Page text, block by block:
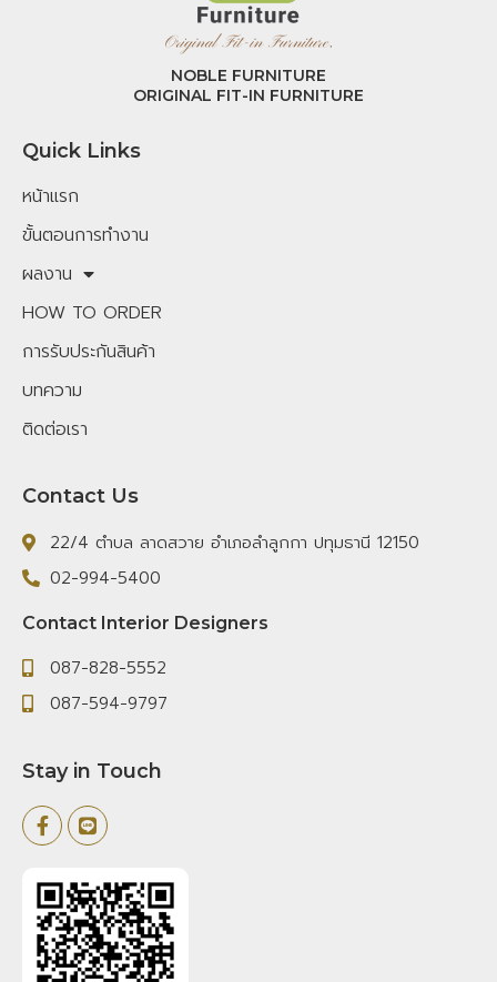
NOBLE FURNITURE
ORIGINAL FIT-IN FURNITURE
Quick Links
หน้าแรก
ขั้นตอนการทำงาน
ผลงาน
HOW TO ORDER
การรับประกันสินค้า
บทความ
ติดต่อเรา
Contact Us
22/4 ตำบล ลาดสวาย อำเภอลำลูกกา ปทุมธานี 12150
02-994-5400
Contact Interior Designers
087-828-5552
087-594-9797
Stay in Touch